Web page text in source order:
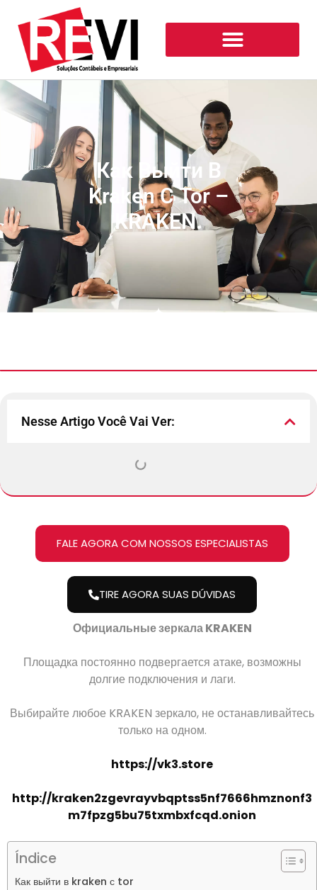
Как Выйти В
Kraken С Tor –
KRAKEN.
Nesse Artigo Você Vai Ver:
FALE AGORA COM NOSSOS ESPECIALISTAS
TIRE AGORA SUAS DÚVIDAS
Официальные зеркала KRAKEN
Площадка постоянно подвергается атаке, возможны
долгие подключения и лаги.
Выбирайте любое KRAKEN зеркало, не останавливайтесь
только на одном.
https://vk3.store
http://kraken2zgevrayvbqptss5nf7666hmznonf3
m7fpzg5bu75txmbxfcqd.onion
Índice
Как выйти в kraken с tor